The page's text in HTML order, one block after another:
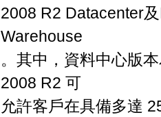
2008 R2 Datacenter
Warehouse
。其中，資料中心版
2008 R2 可
允許客戶在具備多達